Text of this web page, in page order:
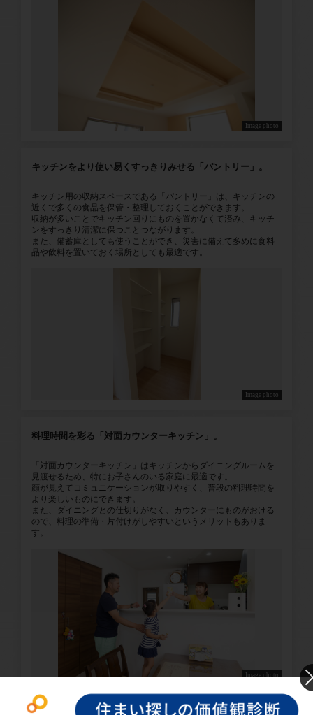
Image photo
キッチンをより使い易くすっきりみせる「パントリー」。
キッチン用の収納スペースである「パントリー」は、キッチンの
近くで多くの食品を保管・整理しておくことができます。
収納が多いことでキッチン回りにものを置かなくて済み、キッチ
ンをすっきり清潔に保つことつながります。
また、備蓄庫としても使うことができ、災害に備えて多めに食料
品や飲料を置いておく場所としても最適です。
Image photo
料理時間を彩る「対面カウンターキッチン」。
「対面カウンターキッチン」はキッチンからダイニングルームを
見渡せるため、特にお子さんのいる家庭に最適です。
顔が見えてコミュニケーションが取りやすく、普段の料理時間を
より楽しいものにできます。
また、ダイニングとの仕切りがなく、カウンターにものがおける
ので、料理の準備・片付けがしやすいというメリットもありま
す。
Image photo